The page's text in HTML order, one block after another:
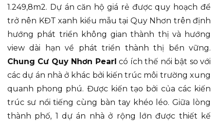
1.249,8m2. Dự án căn hộ giá rẻ được quy hoạch để
trở nên KĐT xanh kiểu mẫu tại Quy Nhơn trên định
hướng phát triển không gian thành thị và hướng
view dài hạn về phát triển thành thị bền vững.
Chung Cư Quy Nhơn Pearl có ích thế nổi bật so với
các dự án nhà ở khác bởi kiến trúc môi trường xung
quanh phong phú. Được kiến tạo bởi của các kiến
trúc sư nổi tiếng cùng bàn tay khéo léo. Giữa lòng
thành phố, 1 dự án nhà ở rộng lớn được thiết kế